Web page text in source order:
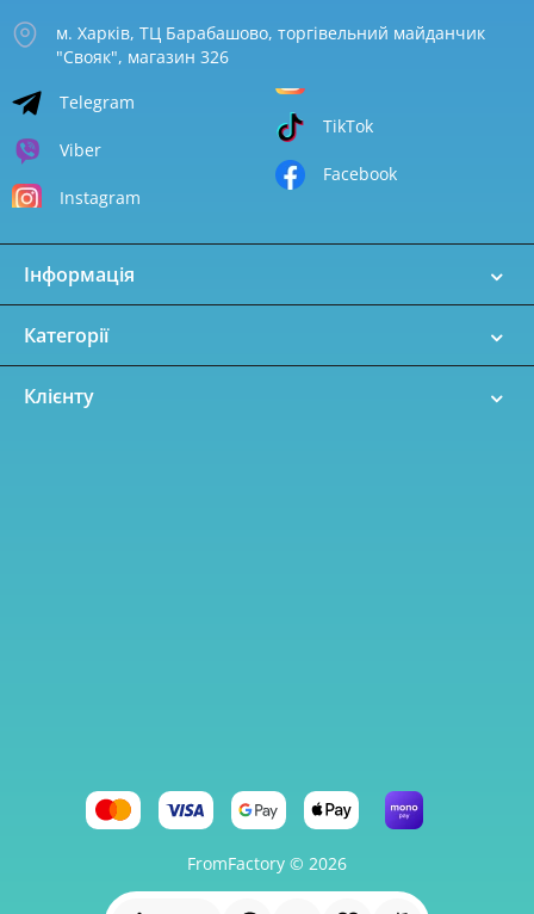
м. Харків, ТЦ Барабашово, торгівельний майданчик
"Свояк", магазин 326
Telegram
Viber
Instagram
TikTok
Facebook
Інформація
Категорії
Клієнту
FromFactory © 2026